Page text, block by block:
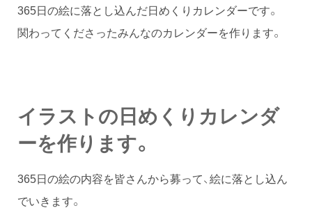
365日の絵に落とし込んだ日めくりカレンダーです。
関わってくださったみんなのカレンダーを作ります。
イラストの日めくりカレンダ
ーを作ります。
365日の絵の内容を皆さんから募って、絵に落とし込ん
でいきます。